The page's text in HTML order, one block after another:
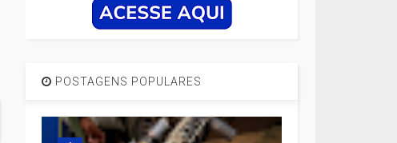
POSTAGENS POPULARES